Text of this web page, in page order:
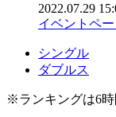
2022.07.29
イベントペ
シングル
ダブルス
※ランキングは6